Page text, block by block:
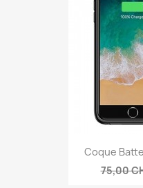
Coque
75,00